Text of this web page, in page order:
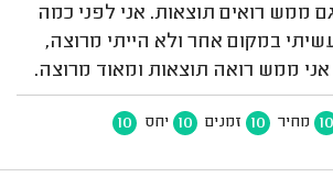
ממש רואים תוצאות. אני לפני כמה
במקום אחר ולא הייתי מרוצה,
אני ממש רואה תוצאות ומאוד מרוצה.
10 מחיר 10 זמנים 10 יחס 10